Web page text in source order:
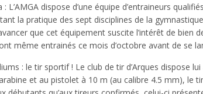
dispose d’une équipe d’entraineurs
la pratique des sept disciplines de la
que cet équipement suscite l’intérêt de bien
même entrainés ce mois d’octobre avant de se
: le tir sportif ! Le club de tir d’Arques dispose lui
et au pistolet à 10 m (au calibre 4.5 mm), le